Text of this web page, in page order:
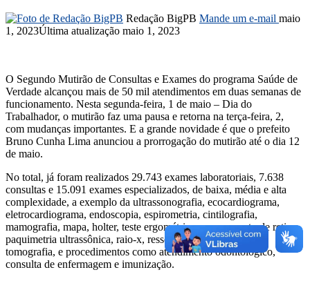
Redação BigPB Mande um e-mail maio
1, 2023Última atualização maio 1, 2023
O Segundo Mutirão de Consultas e Exames do programa Saúde de
Verdade alcançou mais de 50 mil atendimentos em duas semanas de
funcionamento. Nesta segunda-feira, 1 de maio – Dia do
Trabalhador, o mutirão faz uma pausa e retorna na terça-feira, 2,
com mudanças importantes. E a grande novidade é que o prefeito
Bruno Cunha Lima anunciou a prorrogação do mutirão até o dia 12
de maio.
No total, já foram realizados 29.743 exames laboratoriais, 7.638
consultas e 15.091 exames especializados, de baixa, média e alta
complexidade, a exemplo da ultrassonografia, ecocardiograma,
eletrocardiograma, endoscopia, espirometria, cintilografia,
mamografia, mapa, holter, teste ergométrico, mapeamento de retina,
paquimetria ultrassônica, raio-x, ressonância magnética e
tomografia, e procedimentos como atendimento odontológico,
consulta de enfermagem e imunização.